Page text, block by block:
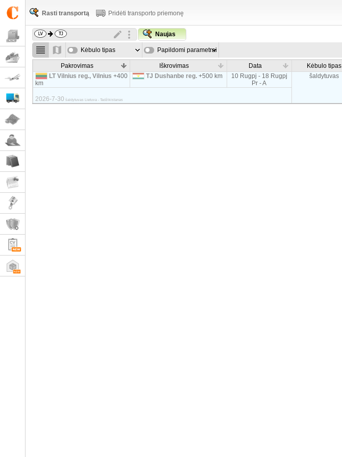
Rasti transportą Pridėti transporto priemonę
Naujas
Kėbulo tipas Papildomi parametrai
Pakrovimas Iškrovimas Data Kėbulo tipas
LT Vilnius reg., Vilnius +400
km
TJ Dushanbe reg. +500 km
10 Rugpj - 18 Rugpj
Pr - A
šaldytuvas
2026-7-30 šaldytuvas Lietuva - Tadžikistanas